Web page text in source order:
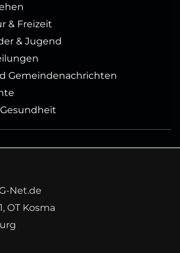
& Freizeit
& Jugend
Gemeindenachrichten
Net.de
OT Kosma